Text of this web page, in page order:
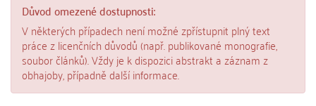
Důvod omezené dostupnosti:
V některých případech není možné zpřístupnit plný text
práce z licenčních důvodů (např. publikované monografie,
soubor článků). Vždy je k dispozici abstrakt a záznam z
obhajoby, případně další informace.